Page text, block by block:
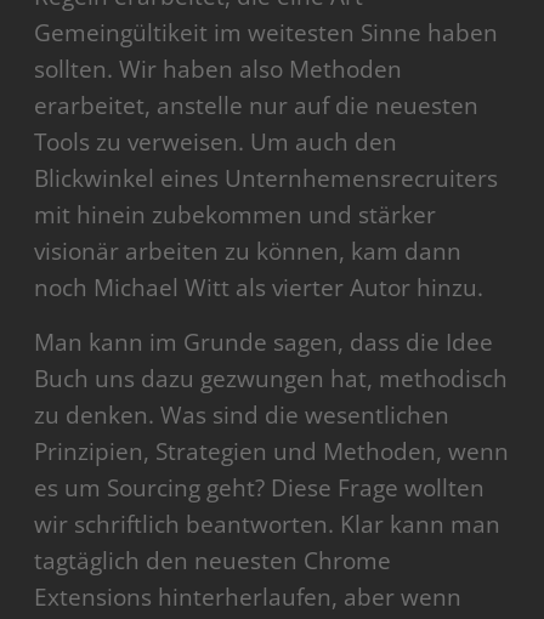
Gemeingültikeit im weitesten Sinne haben
sollten. Wir haben also Methoden
erarbeitet, anstelle nur auf die neuesten
Tools zu verweisen. Um auch den
Blickwinkel eines Unternhemensrecruiters
mit hinein zubekommen und stärker
visionär arbeiten zu können, kam dann
noch Michael Witt als vierter Autor hinzu.
Man kann im Grunde sagen, dass die Idee
Buch uns dazu gezwungen hat, methodisch
zu denken. Was sind die wesentlichen
Prinzipien, Strategien und Methoden, wenn
es um Sourcing geht? Diese Frage wollten
wir schriftlich beantworten. Klar kann man
tagtäglich den neuesten Chrome
Extensions hinterherlaufen, aber wenn